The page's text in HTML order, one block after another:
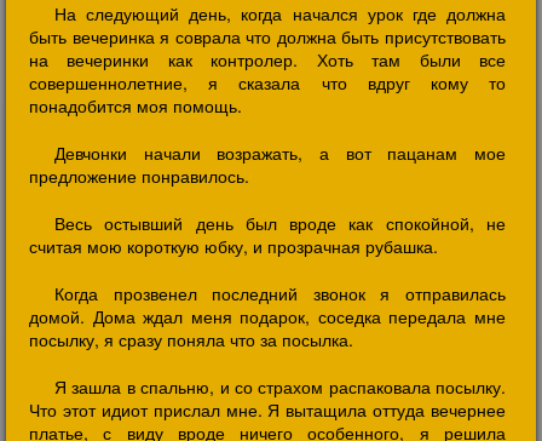
На следующий день, когда начался урок где должна
быть вечеринка я соврала что должна быть присутствовать
на вечеринки как контролер. Хоть там были все
совершеннолетние, я сказала что вдруг кому то
понадобится моя помощь.
Девчонки начали возражать, а вот пацанам мое
предложение понравилось.
Весь остывший день был вроде как спокойной, не
считая мою короткую юбку, и прозрачная рубашка.
Когда прозвенел последний звонок я отправилась
домой. Дома ждал меня подарок, соседка передала мне
посылку, я сразу поняла что за посылка.
Я зашла в спальню, и со страхом распаковала посылку.
Что этот идиот прислал мне. Я вытащила оттуда вечернее
платье, с виду вроде ничего особенного, я решила